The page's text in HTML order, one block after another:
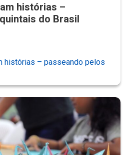
histórias –
do Brasil
histórias – passeando pelos